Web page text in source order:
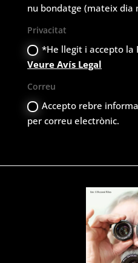
nu bondatge (mateix dia
Privacitat
*He llegit i accepto la
Veure Avís Legal
Correu
Accepto rebre
per correu electrònic.